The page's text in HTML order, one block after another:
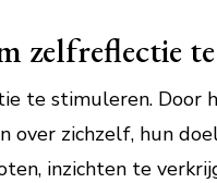
zelfreflectie
te stimuleren. Door
over zichzelf, hun
inzichten te